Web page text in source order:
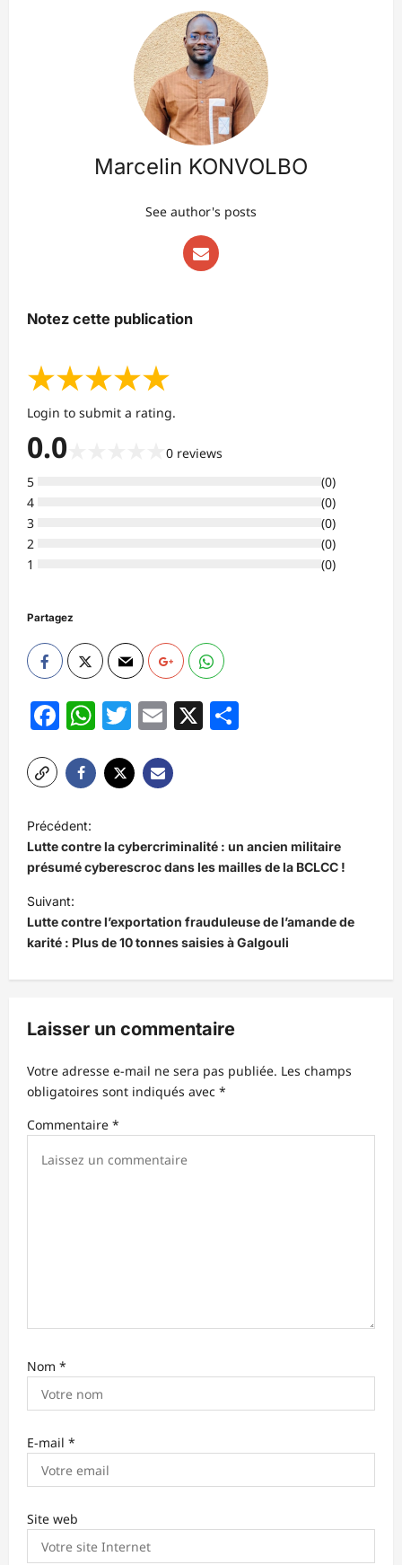
Marcelin KONVOLBO
See author's posts
Notez cette publication
★★★★★
Login to submit a rating.
0.0 0 reviews
5
(0)
4
(0)
3
(0)
2
(0)
1
(0)
Partagez
Facebook
WhatsApp
Twitter
Email
X
N
a
v
i
g
a
t
o
n
d
’
Précédent:
Lutte contre la cybercriminalité : un ancien militaire
présumé cyberescroc dans les mailles de la BCLCC !
Suivant:
Lutte contre l’exportation frauduleuse de l’amande de
karité : Plus de 10 tonnes saisies à Galgouli
Laisser un commentaire
Votre adresse e-mail ne sera pas publiée. Les champs
obligatoires sont indiqués avec *
Commentaire *
Nom *
E-mail *
Site web